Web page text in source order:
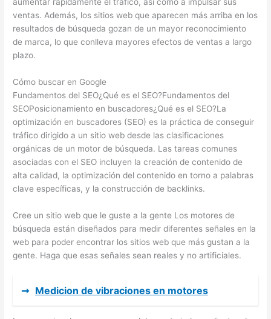
aumentar rápidamente el tráfico, así como a impulsar sus
ventas. Además, los sitios web que aparecen más arriba en los
resultados de búsqueda gozan de un mayor reconocimiento
de marca, lo que conlleva mayores efectos de ventas a largo
plazo.
Cómo buscar en Google
Fundamentos del SEO¿Qué es el SEO?Fundamentos del
SEOPosicionamiento en buscadores¿Qué es el SEO?La
optimización en buscadores (SEO) es la práctica de conseguir
tráfico dirigido a un sitio web desde las clasificaciones
orgánicas de un motor de búsqueda. Las tareas comunes
asociadas con el SEO incluyen la creación de contenido de
alta calidad, la optimización del contenido en torno a palabras
clave específicas, y la construcción de backlinks.
Cree un sitio web que le guste a la gente Los motores de
búsqueda están diseñados para medir diferentes señales en la
web para poder encontrar los sitios web que más gustan a la
gente. Haga que esas señales sean reales y no artificiales.
➞ Medicion de vibraciones en motores